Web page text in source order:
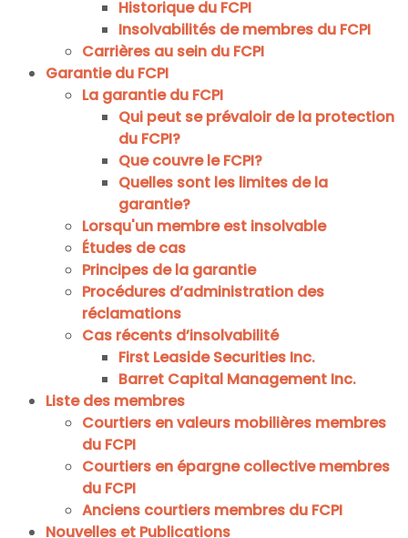
Historique du FCPI
Insolvabilités de membres du FCPI
Carrières au sein du FCPI
Garantie du FCPI
La garantie du FCPI
Qui peut se prévaloir de la protection
du FCPI?
Que couvre le FCPI?
Quelles sont les limites de la
garantie?
Lorsqu'un membre est insolvable
Études de cas
Principes de la garantie
Procédures d’administration des
réclamations
Cas récents d’insolvabilité
First Leaside Securities Inc.
Barret Capital Management Inc.
Liste des membres
Courtiers en valeurs mobilières membres
du FCPI
Courtiers en épargne collective membres
du FCPI
Anciens courtiers membres du FCPI
Nouvelles et Publications